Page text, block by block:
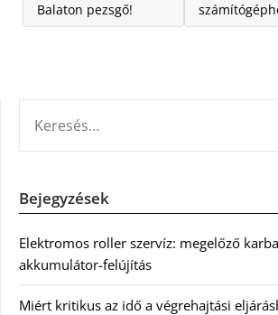
Balaton pezsgő!
Bejegyzések
Elektromos roller szervíz: megelőző
akkumulátor-felújítás
Miért kritikus az idő a végrehajtási